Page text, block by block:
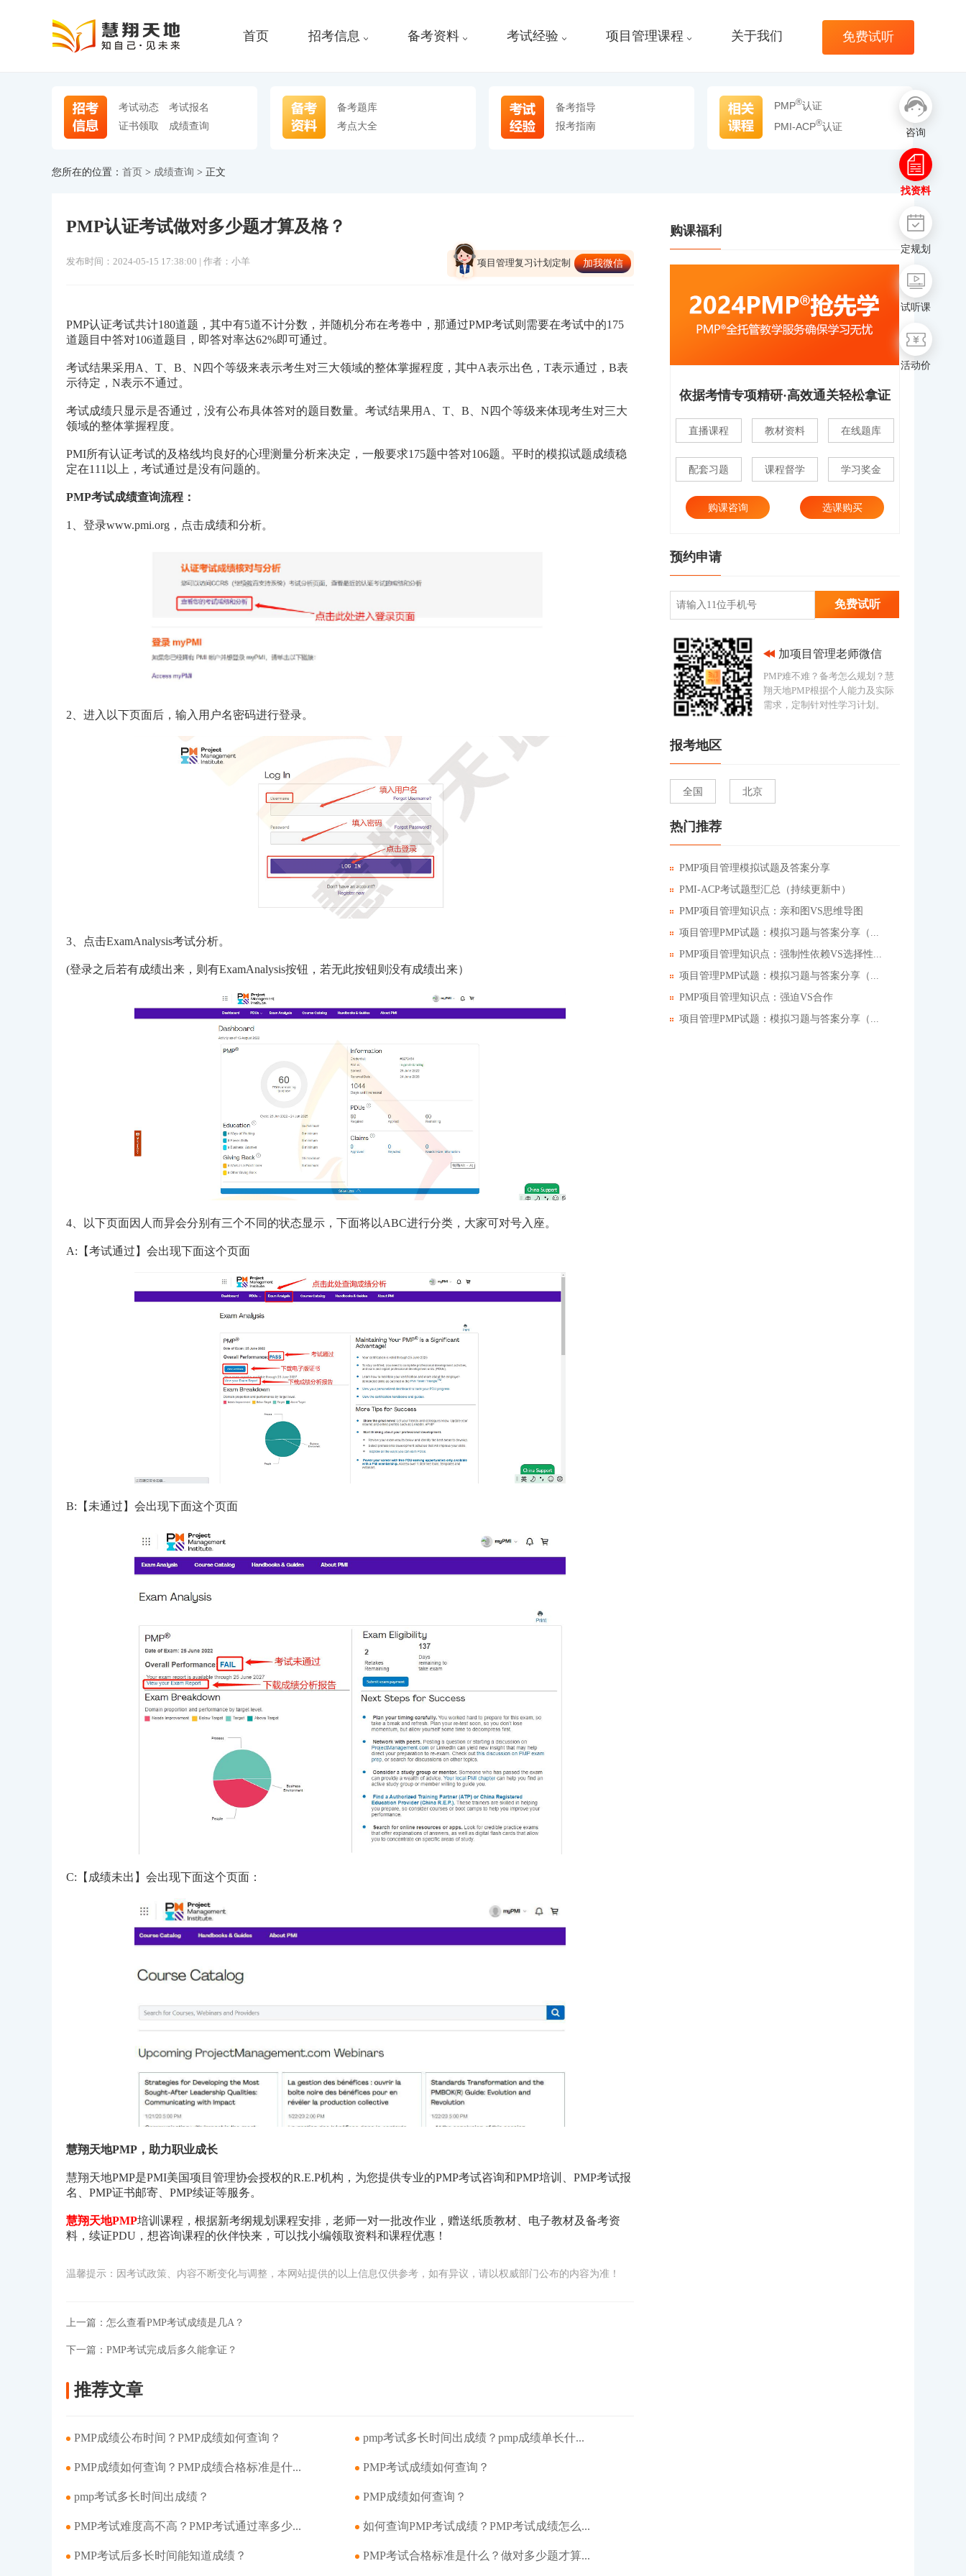
咨询
找资料
定规划
试听课
活动价
首页 招考信息 备考资料 考试经验 项目管理课程 关于我们 免费试听
考试动态
考试报名
证书领取
成绩查询
备考题库
考点大全
备考指导
报考指南
PMP®认证
PMI-ACP®认证
您所在的位置： 首页 > 成绩查询 > 正文
PMP认证考试做对多少题才算及格？
发布时间：2024-05-15 17:38:00 | 作者：小羊 项目管理复习计划定制 加我微信
PMP认证考试共计180道题，其中有5道不计分数，并随机分布在考卷中，那通过PMP考试则需要在考试中的175
道题目中答对106道题目，即答对率达62%即可通过。
考试结果采用A、T、B、N四个等级来表示考生对三大领域的整体掌握程度，其中A表示出色，T表示通过，B表
示待定，N表示不通过。
考试成绩只显示是否通过，没有公布具体答对的题目数量。考试结果用A、T、B、N四个等级来体现考生对三大
领域的整体掌握程度。
PMI所有认证考试的及格线均良好的心理测量分析来决定，一般要求175题中答对106题。平时的模拟试题成绩稳
定在111以上，考试通过是没有问题的。
PMP考试成绩查询流程：
1、登录www.pmi.org，点击成绩和分析。
2、进入以下页面后，输入用户名密码进行登录。
3、点击ExamAnalysis考试分析。
(登录之后若有成绩出来，则有ExamAnalysis按钮，若无此按钮则没有成绩出来）
4、以下页面因人而异会分别有三个不同的状态显示，下面将以ABC进行分类，大家可对号入座。
A:【考试通过】会出现下面这个页面
B:【未通过】会出现下面这个页面
C:【成绩未出】会出现下面这个页面：
慧翔天地PMP，助力职业成长
慧翔天地PMP是PMI美国项目管理协会授权的R.E.P机构，为您提供专业的PMP考试咨询和PMP培训、PMP考试报
名、PMP证书邮寄、PMP续证等服务。
慧翔天地PMP培训课程，根据新考纲规划课程安排，老师一对一批改作业，赠送纸质教材、电子教材及备考资
料，续证PDU，想咨询课程的伙伴快来，可以找小编领取资料和课程优惠！
温馨提示：因考试政策、内容不断变化与调整，本网站提供的以上信息仅供参考，如有异议，请以权威部门公布的内容为准！
上一篇： 怎么查看PMP考试成绩是几A？
下一篇： PMP考试完成后多久能拿证？
推荐文章
PMP成绩公布时间？PMP成绩如何查询？ pmp考试多长时间出成绩？pmp成绩单长什...
PMP成绩如何查询？PMP成绩合格标准是什... PMP考试成绩如何查询？
pmp考试多长时间出成绩？ PMP成绩如何查询？
PMP考试难度高不高？PMP考试通过率多少... 如何查询PMP考试成绩？PMP考试成绩怎么...
PMP考试后多长时间能知道成绩？ PMP考试合格标准是什么？做对多少题才算...
购课福利
依据考情专项精研·高效通关轻松拿证
直播课程 教材资料 在线题库
配套习题 课程督学 学习奖金
购课咨询 选课购买
预约申请
免费试听
加项目管理老师微信
PMP难不难？备考怎么规划？慧
翔天地PMP根据个人能力及实际
需求，定制针对性学习计划。
报考地区
全国 北京
热门推荐
PMP项目管理模拟试题及答案分享
PMI-ACP考试题型汇总（持续更新中）
PMP项目管理知识点：亲和图VS思维导图
项目管理PMP试题：模拟习题与答案分享（...
PMP项目管理知识点：强制性依赖VS选择性...
项目管理PMP试题：模拟习题与答案分享（...
PMP项目管理知识点：强迫VS合作
项目管理PMP试题：模拟习题与答案分享（...